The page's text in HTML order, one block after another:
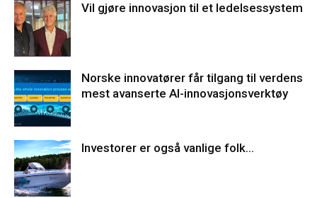
Vil gjøre innovasjon til et ledelsessystem
Norske innovatører får tilgang til verdens
mest avanserte AI-innovasjonsverktøy
Investorer er også vanlige folk…